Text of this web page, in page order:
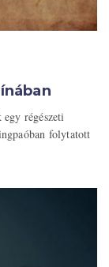
régészeti
folytatott